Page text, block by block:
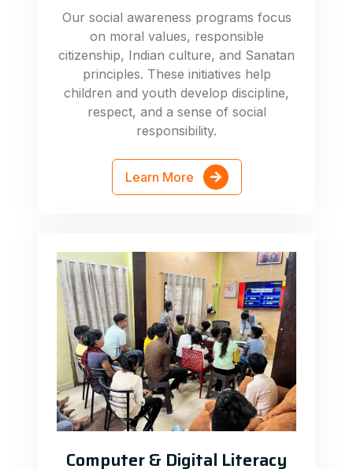
Our social awareness programs focus
on moral values, responsible
citizenship, Indian culture, and Sanatan
principles. These initiatives help
children and youth develop discipline,
respect, and a sense of social
responsibility.
Learn More
Computer & Digital Literacy